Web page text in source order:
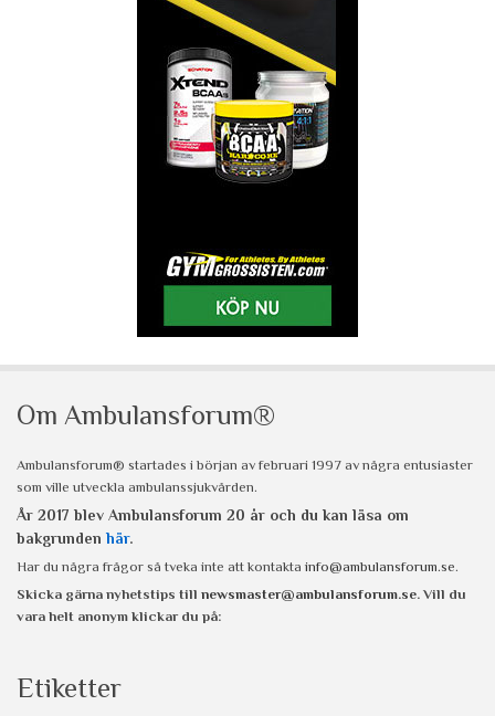
Om Ambulansforum®
Ambulansforum® startades i början av februari 1997 av några entusiaster
som ville utveckla ambulanssjukvården.
År 2017 blev Ambulansforum 20 år och du kan läsa om
bakgrunden här.
Har du några frågor så tveka inte att kontakta info@ambulansforum.se.
Skicka gärna nyhetstips till newsmaster@ambulansforum.se. Vill du
vara helt anonym klickar du på:
Etiketter